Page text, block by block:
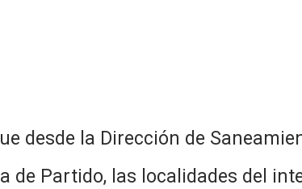
desde la Dirección de
de Partido, las localidades del